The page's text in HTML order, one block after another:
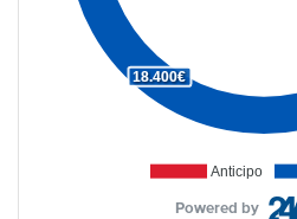
Anticipo
18.400€
Powered by